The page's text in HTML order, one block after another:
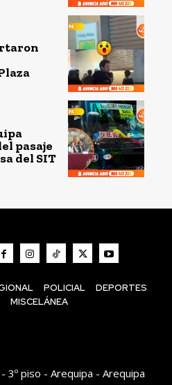
pasaje
del SIT
POLICIAL
DEPORTES
MISCELÁNEA
3º piso - Arequipa - Arequipa